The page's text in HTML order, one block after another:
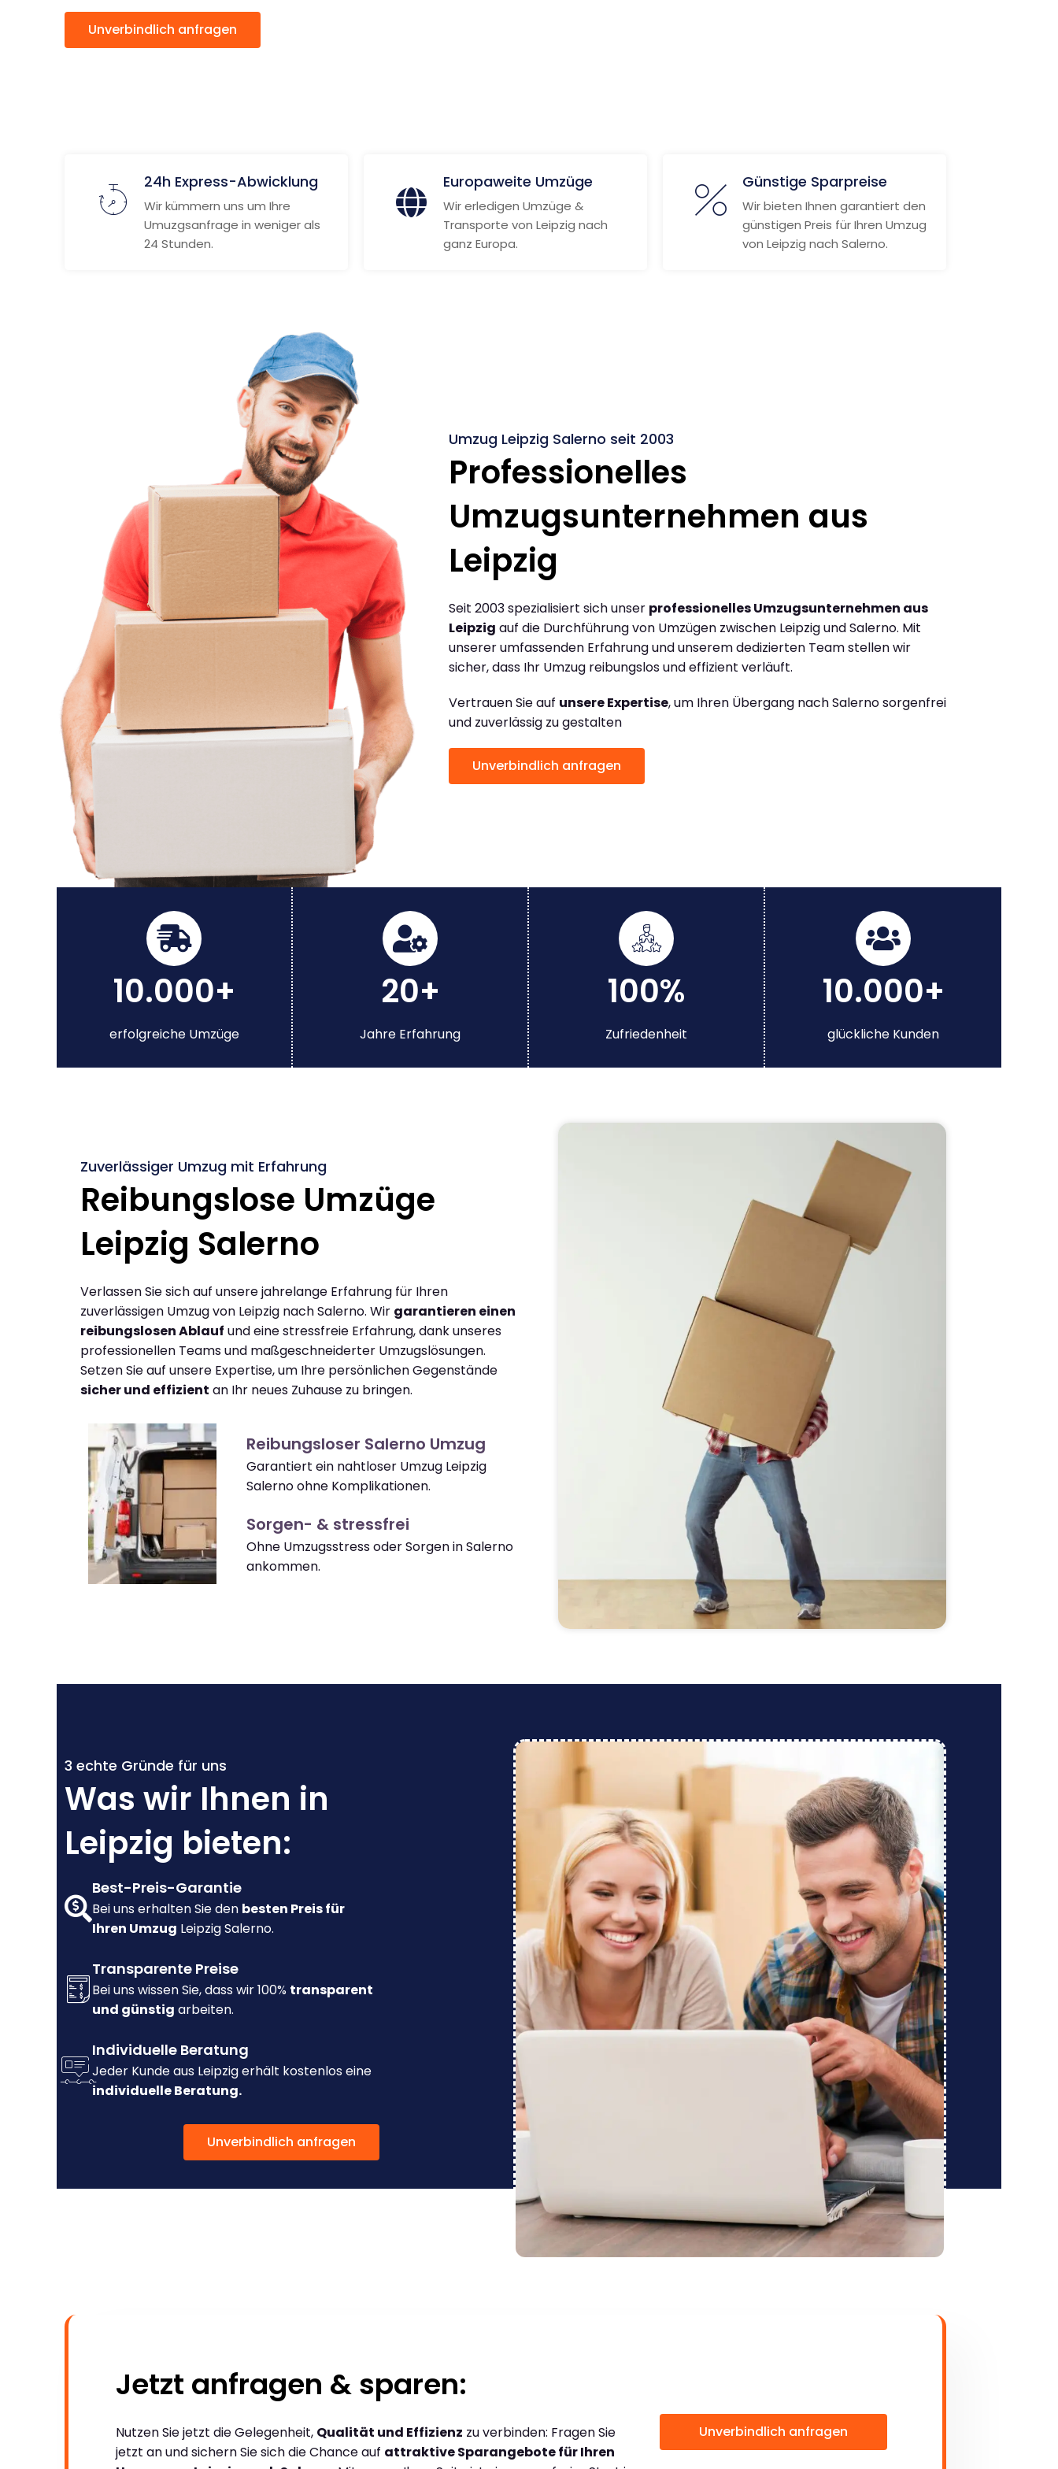
Unverbindlich anfragen
24h Express-Abwicklung
Wir kümmern uns um Ihre
Umuzgsanfrage in weniger als
24 Stunden.
Europaweite Umzüge
Wir erledigen Umzüge &
Transporte von Leipzig nach
ganz Europa.
Günstige Sparpreise
Wir bieten Ihnen garantiert den
günstigen Preis für Ihren Umzug
von Leipzig nach Salerno.
Umzug Leipzig Salerno seit 2003
Professionelles
Umzugsunternehmen aus
Leipzig
Seit 2003 spezialisiert sich unser professionelles Umzugsunternehmen aus
Leipzig auf die Durchführung von Umzügen zwischen Leipzig und Salerno. Mit
unserer umfassenden Erfahrung und unserem dedizierten Team stellen wir
sicher, dass Ihr Umzug reibungslos und effizient verläuft.
Vertrauen Sie auf unsere Expertise, um Ihren Übergang nach Salerno sorgenfrei
und zuverlässig zu gestalten
Unverbindlich anfragen
10.000+
erfolgreiche Umzüge
20+
Jahre Erfahrung
100%
Zufriedenheit
10.000+
glückliche Kunden
Zuverlässiger Umzug mit Erfahrung
Reibungslose Umzüge
Leipzig Salerno
Verlassen Sie sich auf unsere jahrelange Erfahrung für Ihren
zuverlässigen Umzug von Leipzig nach Salerno. Wir garantieren einen
reibungslosen Ablauf und eine stressfreie Erfahrung, dank unseres
professionellen Teams und maßgeschneiderter Umzugslösungen.
Setzen Sie auf unsere Expertise, um Ihre persönlichen Gegenstände
sicher und effizient an Ihr neues Zuhause zu bringen.
Reibungsloser Salerno Umzug
Garantiert ein nahtloser Umzug Leipzig
Salerno ohne Komplikationen.
Sorgen- & stressfrei
Ohne Umzugsstress oder Sorgen in Salerno
ankommen.
3 echte Gründe für uns
Was wir Ihnen in
Leipzig bieten:
Best-Preis-Garantie
Bei uns erhalten Sie den besten Preis für
Ihren Umzug Leipzig Salerno.
Transparente Preise
Bei uns wissen Sie, dass wir 100% transparent
und günstig arbeiten.
Individuelle Beratung
Jeder Kunde aus Leipzig erhält kostenlos eine
individuelle Beratung.
Unverbindlich anfragen
Jetzt anfragen & sparen:
Nutzen Sie jetzt die Gelegenheit, Qualität und Effizienz zu verbinden: Fragen Sie
jetzt an und sichern Sie sich die Chance auf attraktive Sparangebote für Ihren
Unverbindlich anfragen